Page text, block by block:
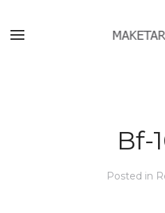
Bf-
Posted in